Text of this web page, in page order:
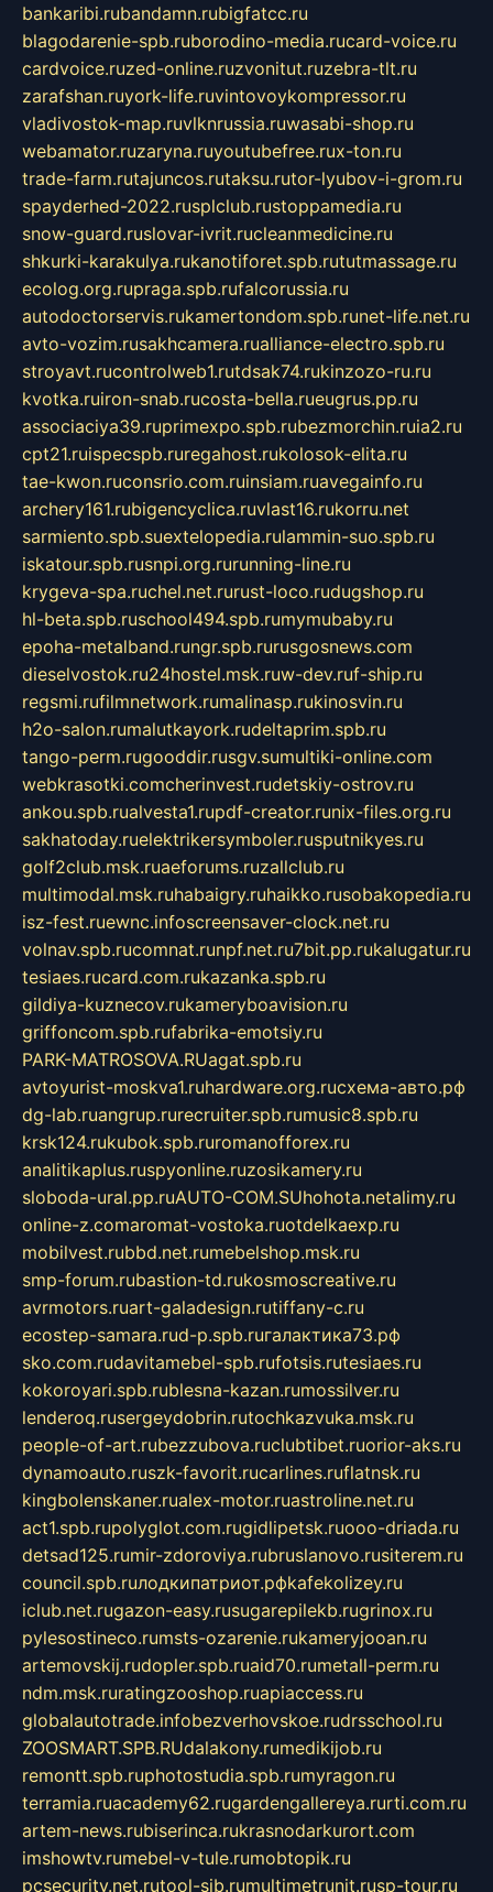
bankaribi.rubandamn.rubigfatcc.ru
blagodarenie-spb.ruborodino-media.rucard-voice.ru
cardvoice.ruzed-online.ruzvonitut.ruzebra-tlt.ru
zarafshan.ruyork-life.ruvintovoykompressor.ru
vladivostok-map.ruvlknrussia.ruwasabi-shop.ru
webamator.ruzaryna.ruyoutubefree.rux-ton.ru
trade-farm.rutajuncos.rutaksu.rutor-lyubov-i-grom.ru
spayderhed-2022.rusplclub.rustoppamedia.ru
snow-guard.ruslovar-ivrit.rucleanmedicine.ru
shkurki-karakulya.rukanotiforet.spb.rututmassage.ru
ecolog.org.rupraga.spb.rufalcorussia.ru
autodoctorservis.rukamertondom.spb.runet-life.net.ru
avto-vozim.rusakhcamera.rualliance-electro.spb.ru
stroyavt.rucontrolweb1.rutdsak74.rukinzozo-ru.ru
kvotka.ruiron-snab.rucosta-bella.rueugrus.pp.ru
associaciya39.ruprimexpo.spb.rubezmorchin.ruia2.ru
cpt21.ruispecspb.ruregahost.rukolosok-elita.ru
tae-kwon.ruconsrio.com.ruinsiam.ruavegainfo.ru
archery161.rubigencyclica.ruvlast16.rukorru.net
sarmiento.spb.suextelopedia.rulammin-suo.spb.ru
iskatour.spb.rusnpi.org.rurunning-line.ru
krygeva-spa.ruchel.net.rurust-loco.rudugshop.ru
hl-beta.spb.ruschool494.spb.rumymubaby.ru
epoha-metalband.rungr.spb.rurusgosnews.com
dieselvostok.ru24hostel.msk.ruw-dev.ruf-ship.ru
regsmi.rufilmnetwork.rumalinasp.rukinosvin.ru
h2o-salon.rumalutkayork.rudeltaprim.spb.ru
tango-perm.rugooddir.rusgv.sumultiki-online.com
webkrasotki.comcherinvest.rudetskiy-ostrov.ru
ankou.spb.rualvesta1.rupdf-creator.runix-files.org.ru
sakhatoday.ruelektrikersymboler.rusputnikyes.ru
golf2club.msk.ruaeforums.ruzallclub.ru
multimodal.msk.ruhabaigry.ruhaikko.rusobakopedia.ru
isz-fest.ruewnc.infoscreensaver-clock.net.ru
volnav.spb.rucomnat.runpf.net.ru7bit.pp.rukalugatur.ru
tesiaes.rucard.com.rukazanka.spb.ru
gildiya-kuznecov.rukameryboavision.ru
griffoncom.spb.rufabrika-emotsiy.ru
PARK-MATROSOVA.RUagat.spb.ru
avtoyurist-moskva1.ruhardware.org.ruсхема-авто.рф
dg-lab.ruangrup.rurecruiter.spb.rumusic8.spb.ru
krsk124.rukubok.spb.ruromanofforex.ru
analitikaplus.ruspyonline.ruzosikamery.ru
sloboda-ural.pp.ruAUTO-COM.SUhohota.netalimy.ru
online-z.comaromat-vostoka.ruotdelkaexp.ru
mobilvest.rubbd.net.rumebelshop.msk.ru
smp-forum.rubastion-td.rukosmoscreative.ru
avrmotors.ruart-galadesign.rutiffany-c.ru
ecostep-samara.rud-p.spb.ruгалактика73.рф
sko.com.rudavitamebel-spb.rufotsis.rutesiaes.ru
kokoroyari.spb.rublesna-kazan.rumossilver.ru
lenderoq.rusergeydobrin.rutochkazvuka.msk.ru
people-of-art.rubezzubova.ruclubtibet.ruorior-aks.ru
dynamoauto.ruszk-favorit.rucarlines.ruflatnsk.ru
kingbolenskaner.rualex-motor.ruastroline.net.ru
act1.spb.rupolyglot.com.rugidlipetsk.ruooo-driada.ru
detsad125.rumir-zdoroviya.rubruslanovo.rusiterem.ru
council.spb.ruлодкипатриот.рфkafekolizey.ru
iclub.net.rugazon-easy.rusugarepilekb.rugrinox.ru
pylesostineco.rumsts-ozarenie.rukameryjooan.ru
artemovskij.rudopler.spb.ruaid70.rumetall-perm.ru
ndm.msk.ruratingzooshop.ruapiaccess.ru
globalautotrade.infobezverhovskoe.rudrsschool.ru
ZOOSMART.SPB.RUdalakony.rumedikijob.ru
remontt.spb.ruphotostudia.spb.rumyragon.ru
terramia.ruacademy62.rugardengallereya.rurti.com.ru
artem-news.rubiserinca.rukrasnodarkurort.com
imshowtv.rumebel-v-tule.rumobtopik.ru
pcsecurity.net.rutool-sib.rumultimetrunit.rusp-tour.ru